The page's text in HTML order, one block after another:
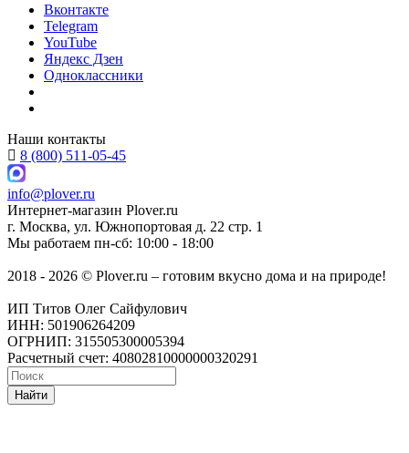
Вконтакте
Telegram
YouTube
Яндекс Дзен
Одноклассники
Наши контакты
8 (800) 511-05-45
info@plover.ru
Интернет-магазин Plover.ru
г. Москва, ул. Южнопортовая д. 22 стр. 1
Мы работаем пн-сб: 10:00 - 18:00
2018 - 2026 © Plover.ru – готовим вкусно дома и на природе!
ИП Титов Олег Сайфулович
ИНН: 501906264209
ОГРНИП: 315505300005394
Расчетный счет: 40802810000000320291
Найти